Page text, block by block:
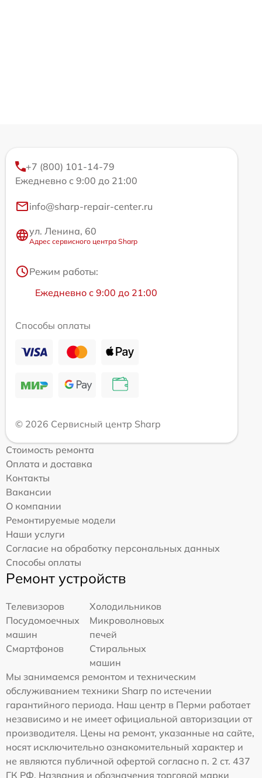
+7 (800) 101-14-79
Ежедневно с 9:00 до 21:00
info@sharp-repair-center.ru
ул. Ленина, 60
Адрес сервисного центра Sharp
Режим работы:
Ежедневно с 9:00 до 21:00
Способы оплаты
© 2026 Сервисный центр Sharp
Стоимость ремонта
Оплата и доставка
Контакты
Вакансии
О компании
Ремонтируемые модели
Наши услуги
Согласие на обработку персональных данных
Способы оплаты
Ремонт устройств
Телевизоров
Холодильников
Посудомоечных
машин
Микроволновых
печей
Смартфонов
Стиральных
машин
Мы занимаемся ремонтом и техническим
обслуживанием техники Sharp по истечении
гарантийного периода. Наш центр в Перми работает
независимо и не имеет официальной авторизации от
производителя. Цены на ремонт, указанные на сайте,
носят исключительно ознакомительный характер и
не являются публичной офертой согласно п. 2 ст. 437
ГК РФ. Названия и обозначения торговой марки